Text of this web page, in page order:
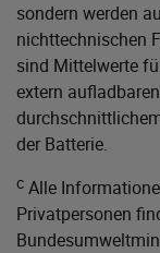
sondern werden
nichttechnischen
sind Mittelwerte
extern
der Batterie.
c Alle
Privatpersonen